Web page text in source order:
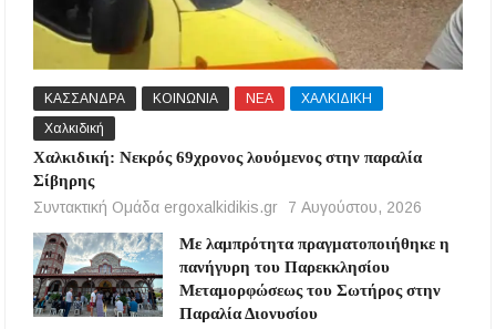
ΚΑΣΣΑΝΔΡΑ ΚΟΙΝΩΝΙΑ ΝΕΑ
ΧΑΛΚΙΔΙΚΗ
Χαλκιδική
Χαλκιδική: Νεκρός 69χρονος λουόμενος στην παραλία
Σίβηρης
Συντακτική Ομάδα ergoxalkidikis.gr
7 Αυγούστου, 2026
Με λαμπρότητα πραγματοποιήθηκε η
πανήγυρη του Παρεκκλησίου
Μεταμορφώσεως του Σωτήρος στην
Παραλία Διονυσίου